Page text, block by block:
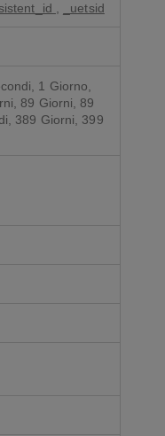
, _uetsid
1 Giorno,
89 Giorni, 89
389 Giorni, 399